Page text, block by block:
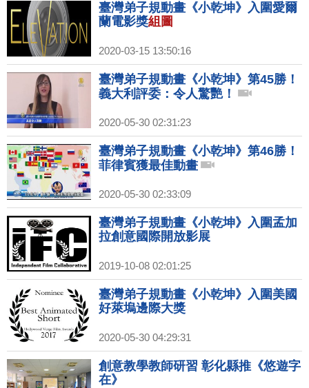
臺灣弟子規動畫《小乾坤》入圍愛爾
蘭電影獎組圖
2020-03-15 13:50:16
臺灣弟子規動畫《小乾坤》第45勝！
義大利評委：令人驚艷！
2020-05-30 02:31:23
臺灣弟子規動畫《小乾坤》第46勝！
菲律賓獲最佳動畫
2020-05-30 02:33:09
臺灣弟子規動畫《小乾坤》入圍孟加
拉創意國際開放影展
2019-10-08 02:01:25
臺灣弟子規動畫《小乾坤》入圍美國
好萊塢邊際大獎
2020-05-30 04:29:31
創意教學教師研習 彰化縣推《悠遊字
在》